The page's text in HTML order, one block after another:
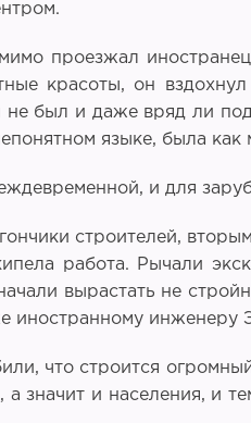
проезжал
красоты, он
был и даже вряд ли
языке, была
и для
строителей,
работа. Рычали
вырастать не
иностранному инженеру
что строится
значит и населения, и